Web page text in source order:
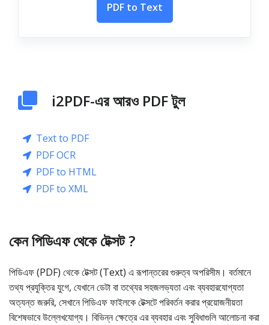
PDF to Text
i2PDF-এর আরও PDF টুল
Text to PDF
PDF OCR
PDF to HTML
PDF to XML
কেন পিডিএফ থেকে টেক্সট ?
পিডিএফ (PDF) থেকে টেক্সট (Text) এ রূপান্তরের গুরুত্ব অপরিসীম। বর্তমানে
তথ্য প্রযুক্তির যুগে, যেখানে ডেটা বা তথ্যের সহজলভ্যতা এবং ব্যবহারযোগ্যতা
অত্যন্ত জরুরি, সেখানে পিডিএফ ফাইলকে টেক্সটে পরিবর্তন করার প্রয়োজনীয়তা
বিশেষভাবে উল্লেখযোগ্য। বিভিন্ন ক্ষেত্রে এর ব্যবহার এবং সুবিধাগুলি আলোচনা করা